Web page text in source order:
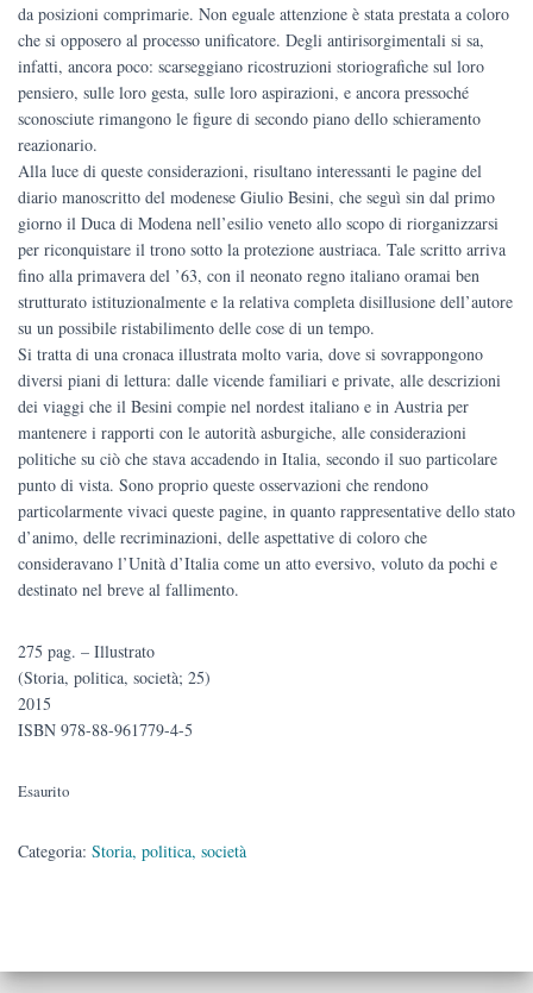
da posizioni comprimarie. Non eguale attenzione è stata prestata a coloro
che si opposero al processo unificatore. Degli antirisorgimentali si sa,
infatti, ancora poco: scarseggiano ricostruzioni storiografiche sul loro
pensiero, sulle loro gesta, sulle loro aspirazioni, e ancora pressoché
sconosciute rimangono le figure di secondo piano dello schieramento
reazionario.
Alla luce di queste considerazioni, risultano interessanti le pagine del
diario manoscritto del modenese Giulio Besini, che seguì sin dal primo
giorno il Duca di Modena nell’esilio veneto allo scopo di riorganizzarsi
per riconquistare il trono sotto la protezione austriaca. Tale scritto arriva
fino alla primavera del ’63, con il neonato regno italiano oramai ben
strutturato istituzionalmente e la relativa completa disillusione dell’autore
su un possibile ristabilimento delle cose di un tempo.
Si tratta di una cronaca illustrata molto varia, dove si sovrappongono
diversi piani di lettura: dalle vicende familiari e private, alle descrizioni
dei viaggi che il Besini compie nel nordest italiano e in Austria per
mantenere i rapporti con le autorità asburgiche, alle considerazioni
politiche su ciò che stava accadendo in Italia, secondo il suo particolare
punto di vista. Sono proprio queste osservazioni che rendono
particolarmente vivaci queste pagine, in quanto rappresentative dello stato
d’animo, delle recriminazioni, delle aspettative di coloro che
consideravano l’Unità d’Italia come un atto eversivo, voluto da pochi e
destinato nel breve al fallimento.
275 pag. – Illustrato
(Storia, politica, società; 25)
2015
ISBN 978-88-961779-4-5
Esaurito
Categoria: Storia, politica, società